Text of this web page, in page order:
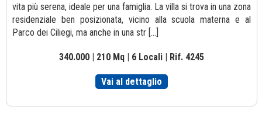
vita più serena, ideale per una famiglia. La villa si trova in una zona
residenziale ben posizionata, vicino alla scuola materna e al
Parco dei Ciliegi, ma anche in una str [...]
340.000 | 210 Mq | 6 Locali | Rif. 4245
Vai al dettaglio